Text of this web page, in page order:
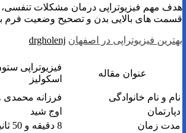
هدف مهم فیزیوتراپی درمان مشکلات تنفسی،
قسمت های بالایی بدن و تصحیح وضعیت فرم
بهترین فیزیوتراپی در اصفهان drgholenj
عنوان مقاله
فیزیوتراپی
اسکولیز
نام و نام خانوادگی
فرزانه
دپارتمان
اوج شید
مدت زمان
8 دقیقه و 50 ثانیه